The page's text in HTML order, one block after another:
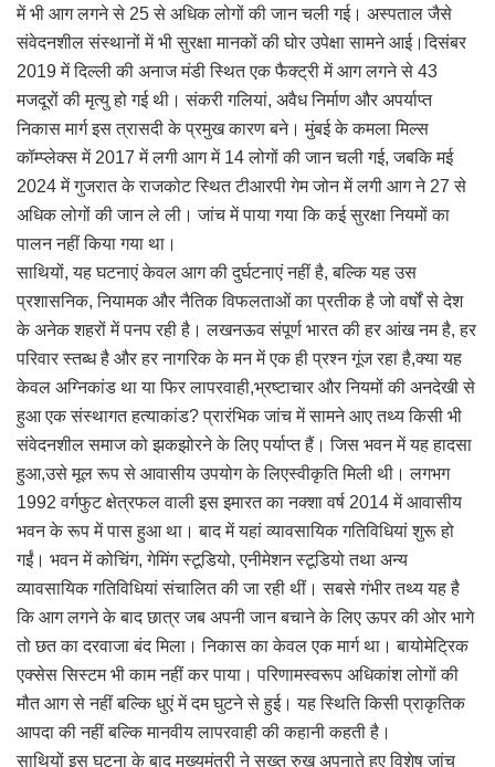
में भी आग लगने से 25 से अधिक लोगों की जान चली गई। अस्पताल जैसे
संवेदनशील संस्थानों में भी सुरक्षा मानकों की घोर उपेक्षा सामने आई।दिसंबर
2019 में दिल्ली की अनाज मंडी स्थित एक फैक्ट्री में आग लगने से 43
मजदूरों की मृत्यु हो गई थी। संकरी गलियां, अवैध निर्माण और अपर्याप्त
निकास मार्ग इस त्रासदी के प्रमुख कारण बने। मुंबई के कमला मिल्स
कॉम्प्लेक्स में 2017 में लगी आग में 14 लोगों की जान चली गई, जबकि मई
2024 में गुजरात के राजकोट स्थित टीआरपी गेम जोन में लगी आग ने 27 से
अधिक लोगों की जान ले ली। जांच में पाया गया कि कई सुरक्षा नियमों का
पालन नहीं किया गया था।
साथियों, यह घटनाएं केवल आग की दुर्घटनाएं नहीं है, बल्कि यह उस
प्रशासनिक, नियामक और नैतिक विफलताओं का प्रतीक है जो वर्षों से देश
के अनेक शहरों में पनप रही है। लखनऊव संपूर्ण भारत की हर आंख नम है, हर
परिवार स्तब्ध है और हर नागरिक के मन में एक ही प्रश्न गूंज रहा है,क्या यह
केवल अग्निकांड था या फिर लापरवाही,भ्रष्टाचार और नियमों की अनदेखी से
हुआ एक संस्थागत हत्याकांड? प्रारंभिक जांच में सामने आए तथ्य किसी भी
संवेदनशील समाज को झकझोरने के लिए पर्याप्त हैं। जिस भवन में यह हादसा
हुआ,उसे मूल रूप से आवासीय उपयोग के लिएस्वीकृति मिली थी। लगभग
1992 वर्गफुट क्षेत्रफल वाली इस इमारत का नक्शा वर्ष 2014 में आवासीय
भवन के रूप में पास हुआ था। बाद में यहां व्यावसायिक गतिविधियां शुरू हो
गईं। भवन में कोचिंग, गेमिंग स्टूडियो, एनीमेशन स्टूडियो तथा अन्य
व्यावसायिक गतिविधियां संचालित की जा रही थीं। सबसे गंभीर तथ्य यह है
कि आग लगने के बाद छात्र जब अपनी जान बचाने के लिए ऊपर की ओर भागे
तो छत का दरवाजा बंद मिला। निकास का केवल एक मार्ग था। बायोमेट्रिक
एक्सेस सिस्टम भी काम नहीं कर पाया। परिणामस्वरूप अधिकांश लोगों की
मौत आग से नहीं बल्कि धुएं में दम घुटने से हुई। यह स्थिति किसी प्राकृतिक
आपदा की नहीं बल्कि मानवीय लापरवाही की कहानी कहती है।
साथियों इस घटना के बाद मुख्यमंत्री ने सख्त रुख अपनाते हुए विशेष जांच